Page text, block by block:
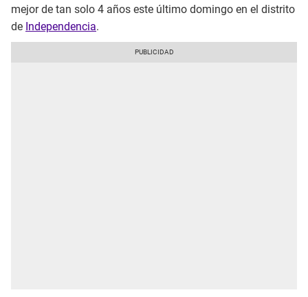
mejor de tan solo 4 años este último domingo en el distrito
de Independencia.